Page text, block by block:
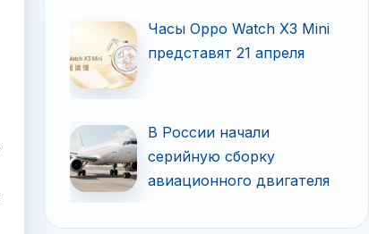
Часы Oppo Watch X3 Mini
представят 21 апреля
В России начали
серийную сборку
авиационного двигателя